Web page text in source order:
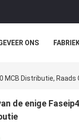
ONS
MCB Distributie,
de enige